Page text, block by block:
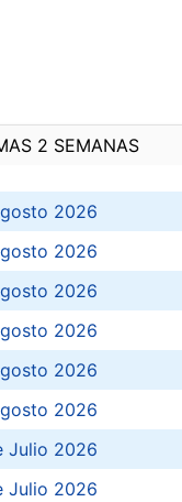
2 SEMANAS
2026
2026
2026
2026
2026
2026
Julio 2026
Julio 2026